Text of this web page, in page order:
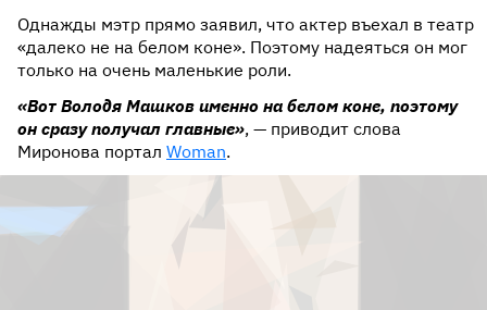
Однажды мэтр прямо заявил, что актер въехал в театр
«далеко не на белом коне». Поэтому надеяться он мог
только на очень маленькие роли.
«Вот Володя Машков именно на белом коне, поэтому
он сразу получал главные», — приводит слова
Миронова портал Woman.